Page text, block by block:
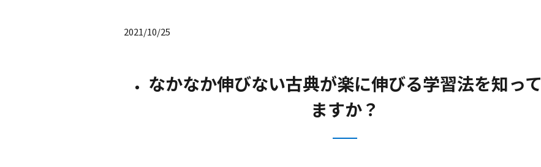
2021/10/25
なかなか伸びない古典が楽に伸びる学習法を知って
ますか？